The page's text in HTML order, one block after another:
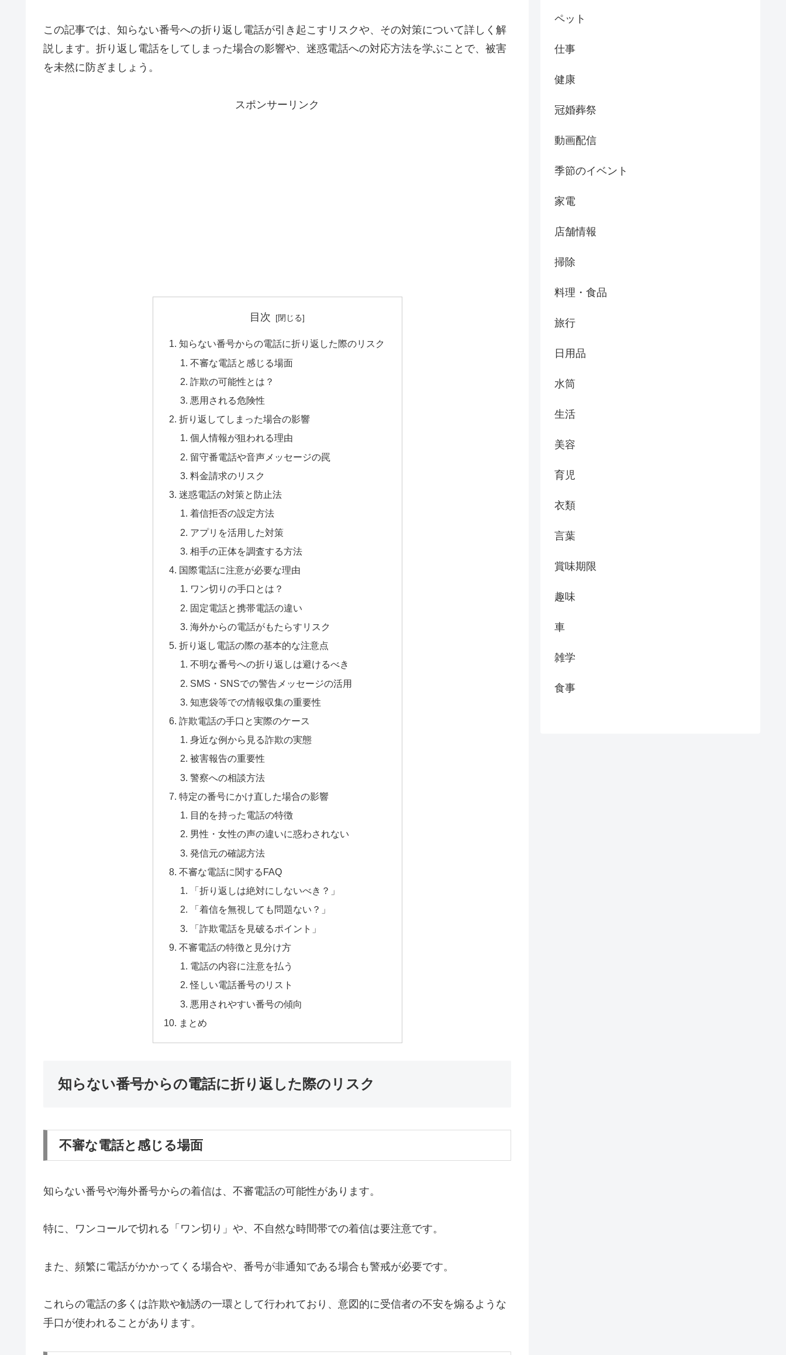
この記事では、知らない番号への折り返し電話が引き起こすリスクや、その対策について詳しく解
説します。折り返し電話をしてしまった場合の影響や、迷惑電話への対応方法を学ぶことで、被害
を未然に防ぎましょう。
スポンサーリンク
目次
知らない番号からの電話に折り返した際のリスク
不審な電話と感じる場面
詐欺の可能性とは？
悪用される危険性
折り返してしまった場合の影響
個人情報が狙われる理由
留守番電話や音声メッセージの罠
料金請求のリスク
迷惑電話の対策と防止法
着信拒否の設定方法
アプリを活用した対策
相手の正体を調査する方法
国際電話に注意が必要な理由
ワン切りの手口とは？
固定電話と携帯電話の違い
海外からの電話がもたらすリスク
折り返し電話の際の基本的な注意点
不明な番号への折り返しは避けるべき
SMS・SNSでの警告メッセージの活用
知恵袋等での情報収集の重要性
詐欺電話の手口と実際のケース
身近な例から見る詐欺の実態
被害報告の重要性
警察への相談方法
特定の番号にかけ直した場合の影響
目的を持った電話の特徴
男性・女性の声の違いに惑わされない
発信元の確認方法
不審な電話に関するFAQ
「折り返しは絶対にしないべき？」
「着信を無視しても問題ない？」
「詐欺電話を見破るポイント」
不審電話の特徴と見分け方
電話の内容に注意を払う
怪しい電話番号のリスト
悪用されやすい番号の傾向
まとめ
知らない番号からの電話に折り返した際のリスク
不審な電話と感じる場面
知らない番号や海外番号からの着信は、不審電話の可能性があります。
特に、ワンコールで切れる「ワン切り」や、不自然な時間帯での着信は要注意です。
また、頻繁に電話がかかってくる場合や、番号が非通知である場合も警戒が必要です。
これらの電話の多くは詐欺や勧誘の一環として行われており、意図的に受信者の不安を煽るような
手口が使われることがあります。
ペット
仕事
健康
冠婚葬祭
動画配信
季節のイベント
家電
店舗情報
掃除
料理・食品
旅行
日用品
水筒
生活
美容
育児
衣類
言葉
賞味期限
趣味
車
雑学
食事